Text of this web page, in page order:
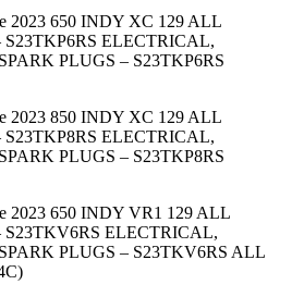
2023 650 INDY XC 129 ALL
S23TKP6RS ELECTRICAL,
PLUGS – S23TKP6RS
2023 850 INDY XC 129 ALL
S23TKP8RS ELECTRICAL,
PLUGS – S23TKP8RS
2023 650 INDY VR1 129 ALL
S23TKV6RS ELECTRICAL,
PLUGS – S23TKV6RS ALL